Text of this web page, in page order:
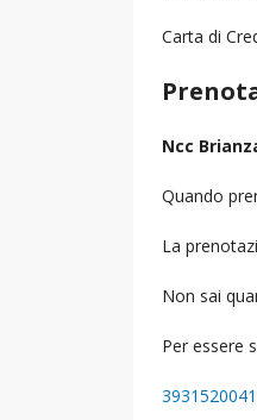
Carta di
Ncc
Quando
La
Non sai
Per essere
3931520041